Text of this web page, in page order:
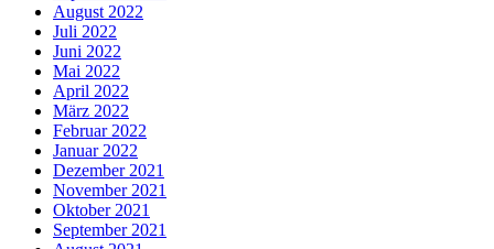
August 2022
Juli 2022
Juni 2022
Mai 2022
April 2022
März 2022
Februar 2022
Januar 2022
Dezember 2021
November 2021
Oktober 2021
September 2021